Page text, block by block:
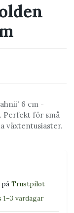
6 cm -
Perfekt för små
växtentusiaster.
på Trustpilot
1–3 vardagar